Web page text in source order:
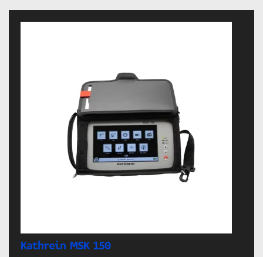
Kathrein MSK 150